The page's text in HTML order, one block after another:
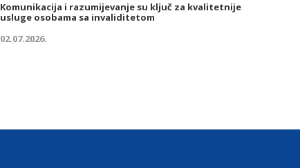
Komunikacija i razumijevanje su ključ za kvalitetnije
usluge osobama sa invaliditetom
02.07.2026.